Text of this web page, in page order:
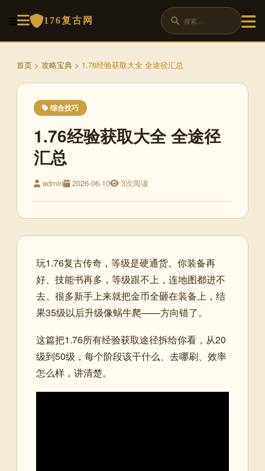
176复古网
首页 > 攻略宝典 > 1.76经验获取大全 全途径汇总
综合技巧
1.76经验获取大全 全途径
汇总
admin 2026-06-10 3次阅读
玩1.76复古传奇，等级是硬通货。你装备再
好、技能书再多，等级跟不上，连地图都进不
去。很多新手上来就把金币全砸在装备上，结
果35级以后升级像蜗牛爬——方向错了。
这篇把1.76所有经验获取途径拆给你看，从20
级到50级，每个阶段该干什么、去哪刷、效率
怎么样，讲清楚。